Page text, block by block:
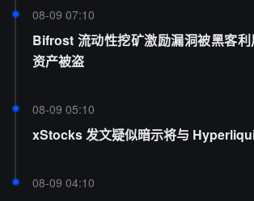
08-09 07:10
Bifrost 流动性挖矿激励漏洞被黑客
资产被盗
08-09 05:10
xStocks 发文疑似暗示将与
08-09 04:10